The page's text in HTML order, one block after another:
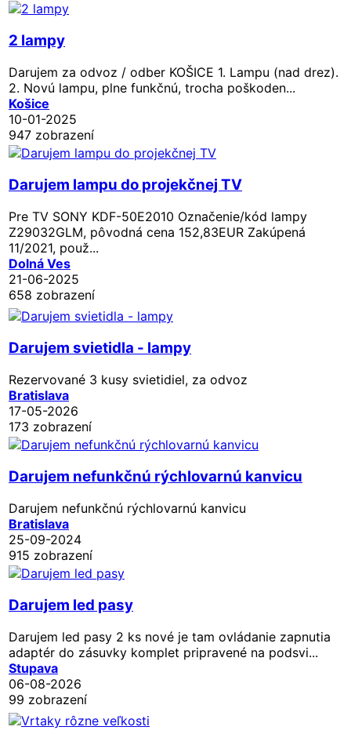
2 lampy
Darujem za odvoz / odber KOŠICE 1. Lampu (nad drez).
2. Novú lampu, plne funkčnú, trocha poškoden...
Košice
10-01-2025
947 zobrazení
Darujem lampu do projekčnej TV
Pre TV SONY KDF-50E2010 Označenie/kód lampy
Z29032GLM, pôvodná cena 152,83EUR Zakúpená
11/2021, použ...
Dolná Ves
21-06-2025
658 zobrazení
Darujem svietidla - lampy
Rezervované 3 kusy svietidiel, za odvoz
Bratislava
17-05-2026
173 zobrazení
Darujem nefunkčnú rýchlovarnú kanvicu
Darujem nefunkčnú rýchlovarnú kanvicu
Bratislava
25-09-2024
915 zobrazení
Darujem led pasy
Darujem led pasy 2 ks nové je tam ovládanie zapnutia
adaptér do zásuvky komplet pripravené na podsvi...
Stupava
06-08-2026
99 zobrazení